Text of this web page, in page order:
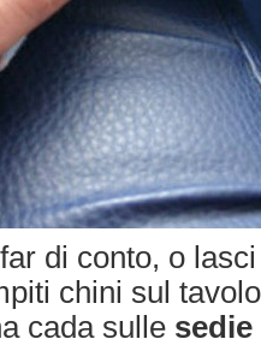
di conto, o
chini sul
cada sulle